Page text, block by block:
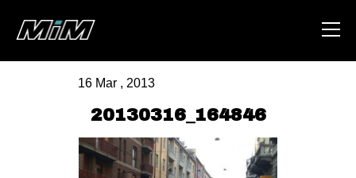
ABOUT
AREA
16 Mar , 2013
20130316_164846